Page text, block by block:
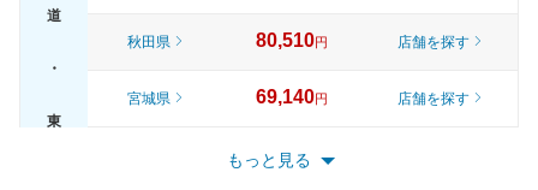
道
・
東
秋田県 80,510円 店舗を探す
宮城県 69,140円 店舗を探す
74,730 円
もっと見る